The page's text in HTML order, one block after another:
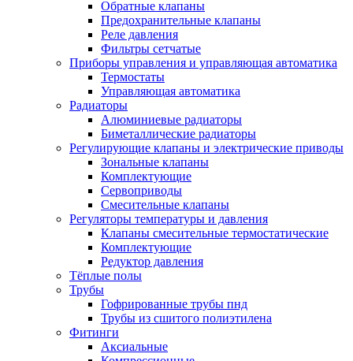
Обратные клапаны
Предохранительные клапаны
Реле давления
Фильтры сетчатые
Приборы управления и управляющая автоматика
Термостаты
Управляющая автоматика
Радиаторы
Алюминиевые радиаторы
Биметаллические радиаторы
Регулирующие клапаны и электрические приводы
Зональные клапаны
Комплектующие
Сервоприводы
Смесительные клапаны
Регуляторы температуры и давления
Клапаны смесительные термостатические
Комплектующие
Редуктор давления
Тёплые полы
Трубы
Гофрированные трубы пнд
Трубы из сшитого полиэтилена
Фитинги
Аксиальные